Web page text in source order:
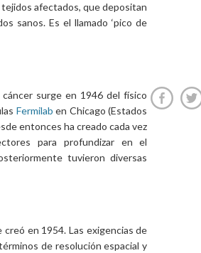
tejidos afectados, que depositan
sanos. Es el llamado ‘pico de
surge en 1946 del físico
Fermilab en Chicago (Estados
entonces ha creado cada vez
para profundizar en el
tuvieron diversas
en 1954. Las exigencias de
de resolución espacial y